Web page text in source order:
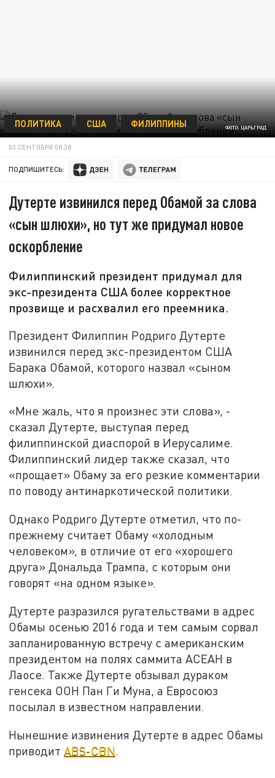
ФОТО: ЦАРЬГРАД
ПОЛИТИКА США ФИЛИППИНЫ
03 СЕНТЯБРЯ 08:38
ПОДПИШИТЕСЬ:
Дутерте извинился перед Обамой за слова
«сын шлюхи», но тут же придумал новое
оскорбление
Филиппинский президент придумал для
экс-президента США более корректное
прозвище и расхвалил его преемника.
Президент Филиппин Родриго Дутерте
извинился перед экс-президентом США
Барака Обамой, которого назвал «сыном
шлюхи».
«Мне жаль, что я произнес эти слова», -
сказал Дутерте, выступая перед
филиппинской диаспорой в Иерусалиме.
Филиппинский лидер также сказал, что
«прощает» Обаму за его резкие комментарии
по поводу антинаркотической политики.
Однако Родриго Дутерте отметил, что по-
прежнему считает Обаму «холодным
человеком», в отличие от его «хорошего
друга» Дональда Трампа, с которым они
говорят «на одном языке».
Дутерте разразился ругательствами в адрес
Обамы осенью 2016 года и тем самым сорвал
запланированную встречу с американским
президентом на полях саммита АСЕАН в
Лаосе. Также Дутерте обзывал дураком
генсека ООН Пан Ги Муна, а Евросоюз
посылал в известном направлении.
Нынешние извинения Дутерте в адрес Обамы
приводит ABS-CBN